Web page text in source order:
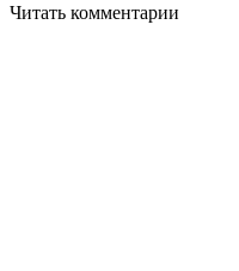
Читать комментарии